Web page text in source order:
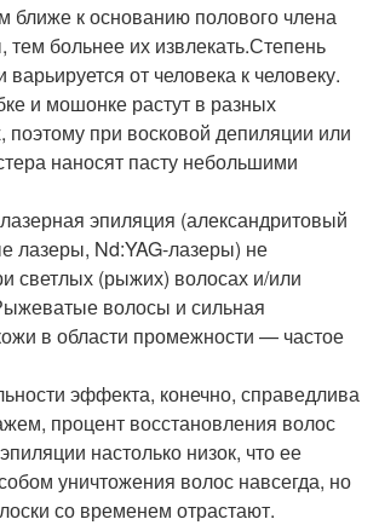
ближе к основанию полового члена
тем больнее их извлекать.Степень
варьируется от человека к человеку.
и мошонке растут в разных
поэтому при восковой депиляции или
наносят пасту небольшими
эпиляция (александритовый
лазеры, Nd:YAG-лазеры) не
светлых (рыжих) волосах и/или
волосы и сильная
в области промежности — частое
эффекта, конечно, справедлива
процент восстановления волос
настолько низок, что ее
уничтожения волос навсегда, но
со временем отрастают.